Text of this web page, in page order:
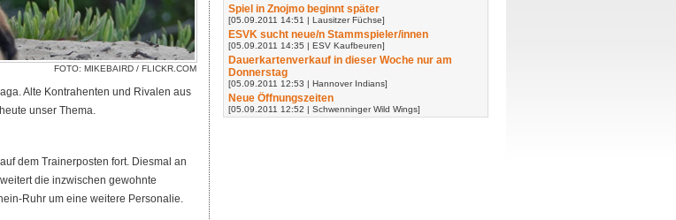
FOTO: MIKEBAIRD / FLICKR.COM
Alte Kontrahenten und Rivalen aus
unser Thema.
dem Trainerposten fort. Diesmal an
die inzwischen gewohnte
Ruhr um eine weitere Personalie.
Spiel in Znojmo beginnt später
[05.09.2011 14:51 | Lausitzer Füchse]
ESVK sucht neue/n Stammspieler/innen
[05.09.2011 14:35 | ESV Kaufbeuren]
Dauerkartenverkauf in dieser Woche nur am
Donnerstag
[05.09.2011 12:53 | Hannover Indians]
Neue Öffnungszeiten
[05.09.2011 12:52 | Schwenninger Wild Wings]